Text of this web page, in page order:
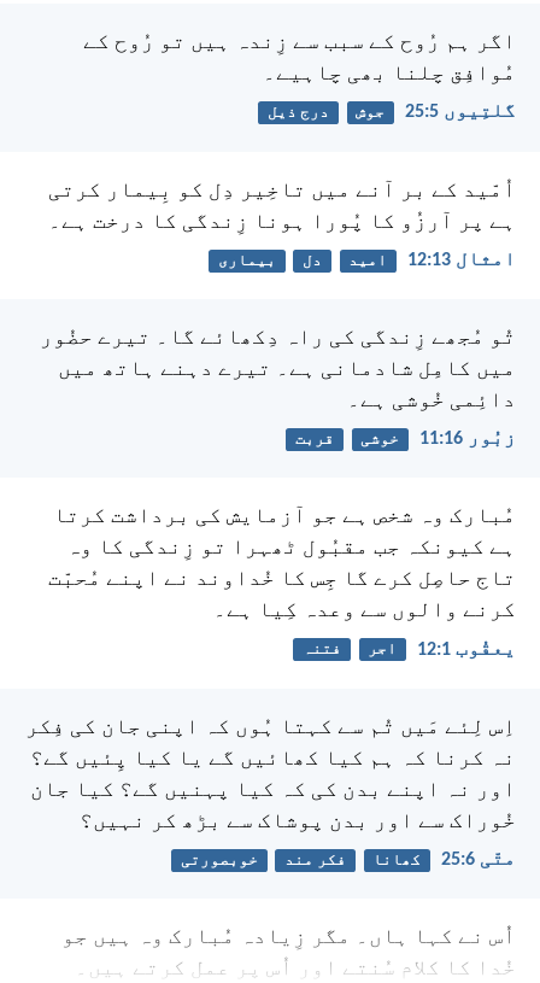
اگر ہم رُوح کے سبب سے زِندہ ہیں تو رُوح کے
مُوافِق چلنا بھی چاہیے۔
گلتِیوں 5:‏25 جوش درج ذیل
اُمّید کے بر آنے میں تاخِیر دِل کو بِیمار کرتی
ہے پر آرزُو کا پُورا ہونا زِندگی کا درخت ہے۔
امثال 13:‏12 امید دل بیماری
تُو مُجھے زِندگی کی راہ دِکھائے گا۔ تیرے حضُور
میں کامِل شادمانی ہے۔ تیرے دہنے ہاتھ میں
دائِمی خُوشی ہے۔
زبُور 16:‏11 خوشی قربت
مُبارک وہ شخص ہے جو آزمایش کی برداشت کرتا
ہے کیونکہ جب مقبُول ٹھہرا تو زِندگی کا وہ
تاج حاصِل کرے گا جِس کا خُداوند نے اپنے مُحبّت
کرنے والوں سے وعدہ کِیا ہے۔
یعقُوب 1:‏12 اجر فتنہ
اِس لِئے مَیں تُم سے کہتا ہُوں کہ اپنی جان کی فِکر
نہ کرنا کہ ہم کیا کھائیں گے یا کیا پِئیں گے؟
اور نہ اپنے بدن کی کہ کیا پہنیں گے؟ کیا جان
خُوراک سے اور بدن پوشاک سے بڑھ کر نہیں؟
متّی 6:‏25 کھانا فکر مند خوبصورتی
اُس نے کہا ہاں۔ مگر زِیادہ مُبارک وہ ہیں جو
خُدا کا کلام سُنتے اور اُس پر عمل کرتے ہیں۔